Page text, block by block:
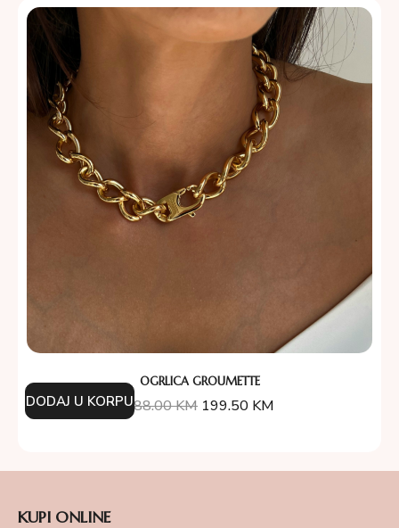
OGRLICA GROUMETTE
388.00KM 199.50 KM
DODAJ U KORPU
KUPI ONLINE